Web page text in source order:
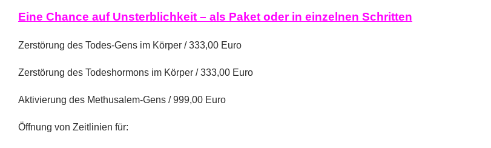
Eine Chance auf Unsterblichkeit – als Paket oder in einzelnen Schritten
Zerstörung des Todes-Gens im Körper / 333,00 Euro
Zerstörung des Todeshormons im Körper / 333,00 Euro
Aktivierung des Methusalem-Gens / 999,00 Euro
Öffnung von Zeitlinien für: